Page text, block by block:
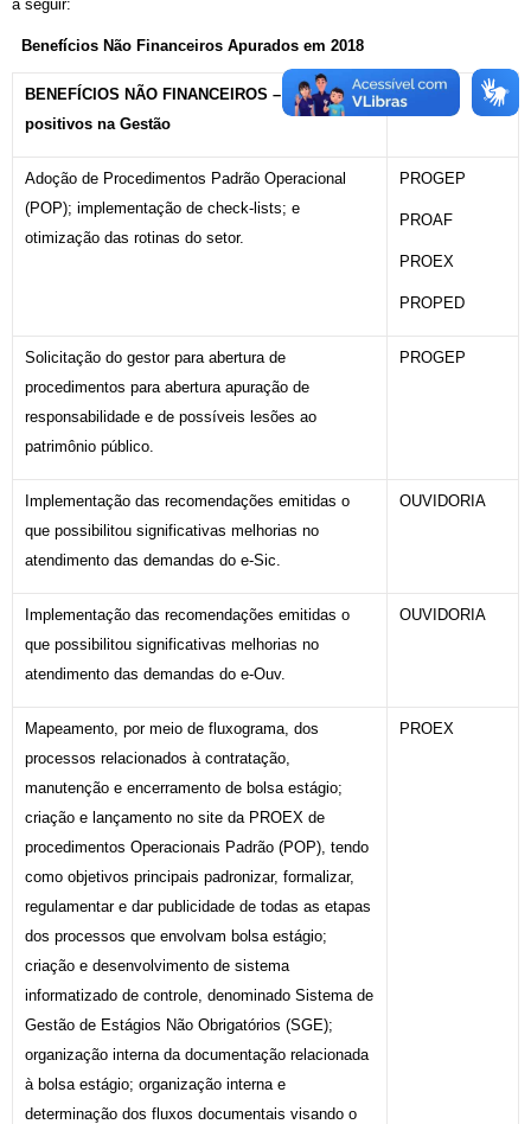
a seguir:
Benefícios Não Financeiros Apurados em 2018
BENEFÍCIOS NÃO FINANCEIROS – Impactos
positivos na Gestão
Setor
Adoção de Procedimentos Padrão Operacional
(POP); implementação de check-lists; e
otimização das rotinas do setor.
PROGEP
PROAF
PROEX
PROPED
Solicitação do gestor para abertura de
procedimentos para abertura apuração de
responsabilidade e de possíveis lesões ao
patrimônio público.
PROGEP
Implementação das recomendações emitidas o
que possibilitou significativas melhorias no
atendimento das demandas do e-Sic.
OUVIDORIA
Implementação das recomendações emitidas o
que possibilitou significativas melhorias no
atendimento das demandas do e-Ouv.
OUVIDORIA
Mapeamento, por meio de fluxograma, dos
processos relacionados à contratação,
manutenção e encerramento de bolsa estágio;
criação e lançamento no site da PROEX de
procedimentos Operacionais Padrão (POP), tendo
como objetivos principais padronizar, formalizar,
regulamentar e dar publicidade de todas as etapas
dos processos que envolvam bolsa estágio;
criação e desenvolvimento de sistema
informatizado de controle, denominado Sistema de
Gestão de Estágios Não Obrigatórios (SGE);
organização interna da documentação relacionada
à bolsa estágio; organização interna e
determinação dos fluxos documentais visando o
PROEX